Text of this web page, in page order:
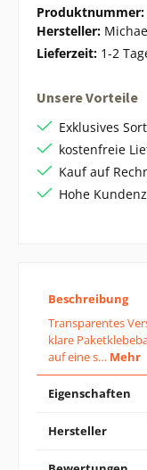
Produktnummer:
Hersteller:
Lieferzeit: 1-2
Unsere Vorteile
Exklusives
kostenfreie
Kauf auf
Hohe
Beschreibung
Transparentes
klare
auf eine s… Mehr
Eigenschaften
Hersteller